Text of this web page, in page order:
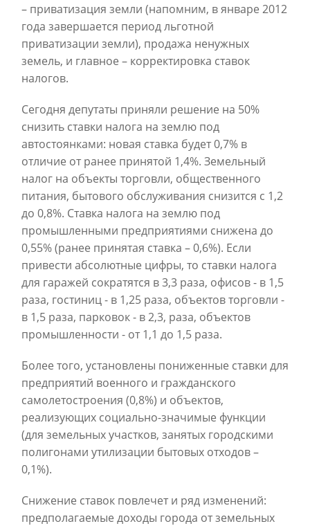
– приватизация земли (напомним, в январе 2012
года завершается период льготной
приватизации земли), продажа ненужных
земель, и главное – корректировка ставок
налогов.
Сегодня депутаты приняли решение на 50%
снизить ставки налога на землю под
автостоянками: новая ставка будет 0,7% в
отличие от ранее принятой 1,4%. Земельный
налог на объекты торговли, общественного
питания, бытового обслуживания снизится с 1,2
до 0,8%. Ставка налога на землю под
промышленными предприятиями снижена до
0,55% (ранее принятая ставка – 0,6%). Если
привести абсолютные цифры, то ставки налога
для гаражей сократятся в 3,3 раза, офисов - в 1,5
раза, гостиниц - в 1,25 раза, объектов торговли -
в 1,5 раза, парковок - в 2,3, раза, объектов
промышленности - от 1,1 до 1,5 раза.
Более того, установлены пониженные ставки для
предприятий военного и гражданского
самолетостроения (0,8%) и объектов,
реализующих социально-значимые функции
(для земельных участков, занятых городскими
полигонами утилизации бытовых отходов –
0,1%).
Снижение ставок повлечет и ряд изменений:
предполагаемые доходы города от земельных